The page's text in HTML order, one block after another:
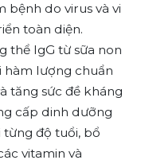
bệnh do virus và vi
toàn diện.
thể IgG từ sữa non
hàm lượng chuẩn
tăng sức đề kháng
cấp dinh dưỡng
từng độ tuổi, bổ
vitamin và